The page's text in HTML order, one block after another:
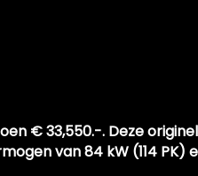
€ 33,550.-. Deze
van 84 kW (114 PK)